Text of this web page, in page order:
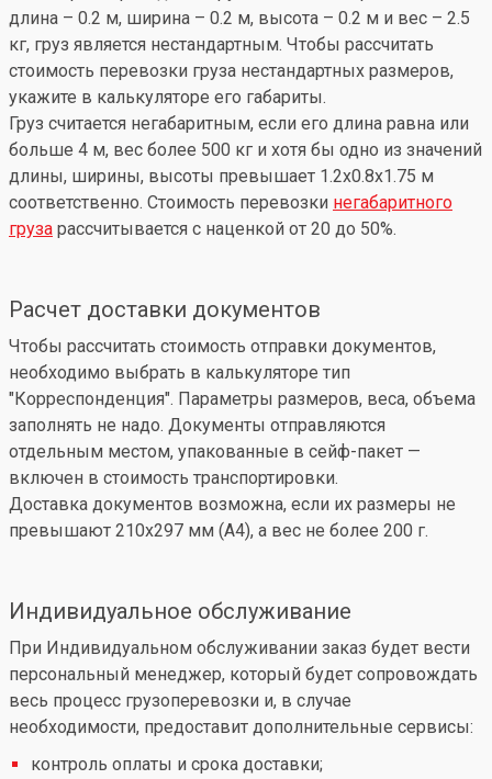
длина – 0.2 м, ширина – 0.2 м, высота – 0.2 м и вес – 2.5
кг, груз является нестандартным. Чтобы рассчитать
стоимость перевозки груза нестандартных размеров,
укажите в калькуляторе его габариты.
Груз считается негабаритным, если его длина равна или
больше 4 м, вес более 500 кг и хотя бы одно из значений
длины, ширины, высоты превышает 1.2x0.8x1.75 м
соответственно. Стоимость перевозки негабаритного
груза рассчитывается с наценкой от 20 до 50%.
Расчет доставки документов
Чтобы рассчитать стоимость отправки документов,
необходимо выбрать в калькуляторе тип
"Корреспонденция". Параметры размеров, веса, объема
заполнять не надо. Документы отправляются
отдельным местом, упакованные в сейф-пакет —
включен в стоимость транспортировки.
Доставка документов возможна, если их размеры не
превышают 210x297 мм (А4), а вес не более 200 г.
Индивидуальное обслуживание
При Индивидуальном обслуживании заказ будет вести
персональный менеджер, который будет сопровождать
весь процесс грузоперевозки и, в случае
необходимости, предоставит дополнительные сервисы:
контроль оплаты и срока доставки;